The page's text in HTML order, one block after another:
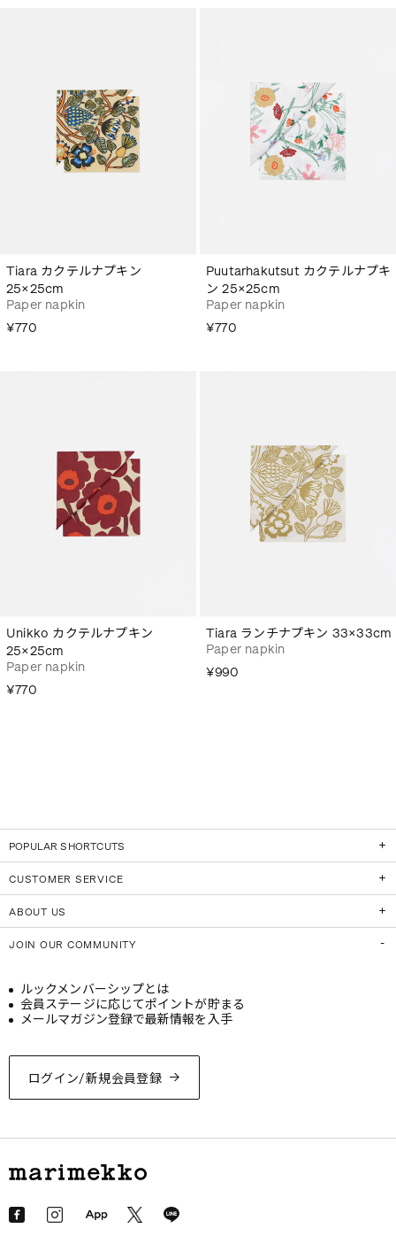
Tiara カクテルナプキン
25×25cm
Paper napkin
¥770
Puutarhakutsut カクテルナプキ
ン 25×25cm
Paper napkin
¥770
Unikko カクテルナプキン
25×25cm
Paper napkin
¥770
Tiara ランチナプキン 33×33cm
Paper napkin
¥990
POPULAR SHORTCUTS
CUSTOMER SERVICE
ABOUT US
JOIN OUR COMMUNITY
ログイン/新規会員登録
ルックメンバーシップとは
会員ステージに応じてポイントが貯まる
メールマガジン登録で最新情報を入手